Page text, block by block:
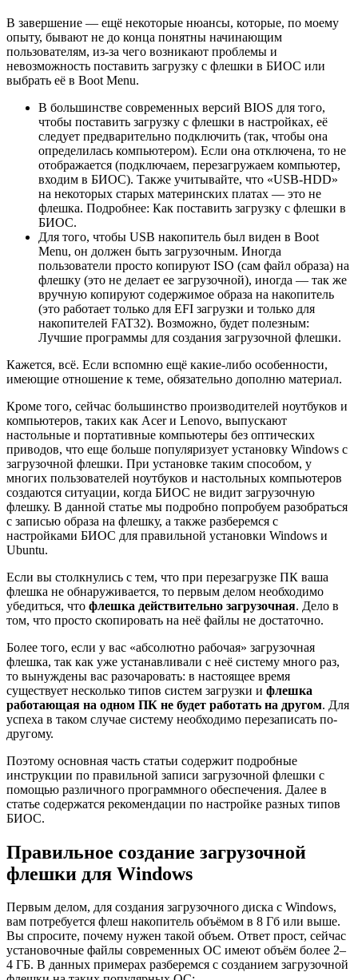
В завершение — ещё некоторые нюансы, которые, по моему
опыту, бывают не до конца понятны начинающим
пользователям, из-за чего возникают проблемы и
невозможность поставить загрузку с флешки в БИОС или
выбрать её в Boot Menu.
В большинстве современных версий BIOS для того,
чтобы поставить загрузку с флешки в настройках, её
следует предварительно подключить (так, чтобы она
определилась компьютером). Если она отключена, то не
отображается (подключаем, перезагружаем компьютер,
входим в БИОС). Также учитывайте, что «USB-HDD»
на некоторых старых материнских платах — это не
флешка. Подробнее: Как поставить загрузку с флешки в
БИОС.
Для того, чтобы USB накопитель был виден в Boot
Menu, он должен быть загрузочным. Иногда
пользователи просто копируют ISO (сам файл образа) на
флешку (это не делает ее загрузочной), иногда — так же
вручную копируют содержимое образа на накопитель
(это работает только для EFI загрузки и только для
накопителей FAT32). Возможно, будет полезным:
Лучшие программы для создания загрузочной флешки.
Кажется, всё. Если вспомню ещё какие-либо особенности,
имеющие отношение к теме, обязательно дополню материал.
Кроме того, сейчас большинство производителей ноутбуков и
компьютеров, таких как Acer и Lenovo, выпускают
настольные и портативные компьютеры без оптических
приводов, что еще больше популяризует установку Windows с
загрузочной флешки. При установке таким способом, у
многих пользователей ноутбуков и настольных компьютеров
создаются ситуации, когда БИОС не видит загрузочную
флешку. В данной статье мы подробно попробуем разобраться
с записью образа на флешку, а также разберемся с
настройками БИОС для правильной установки Windows и
Ubuntu.
Если вы столкнулись с тем, что при перезагрузке ПК ваша
флешка не обнаруживается, то первым делом необходимо
убедиться, что флешка действительно загрузочная. Дело в
том, что просто скопировать на неё файлы не достаточно.
Более того, если у вас «абсолютно рабочая» загрузочная
флешка, так как уже устанавливали с неё систему много раз,
то вынуждены вас разочаровать: в настоящее время
существует несколько типов систем загрузки и флешка
работающая на одном ПК не будет работать на другом. Для
успеха в таком случае систему необходимо перезаписать по-
другому.
Поэтому основная часть статьи содержит подробные
инструкции по правильной записи загрузочной флешки с
помощью различного программного обеспечения. Далее в
статье содержатся рекомендации по настройке разных типов
БИОС.
Правильное создание загрузочной
флешки для Windows
Первым делом, для создания загрузочного диска с Windows,
вам потребуется флеш накопитель объёмом в 8 Гб или выше.
Вы спросите, почему нужен такой объем. Ответ прост, сейчас
установочные файлы современных ОС имеют объём более 2–
4 ГБ. В данных примерах разберемся с созданием загрузочной